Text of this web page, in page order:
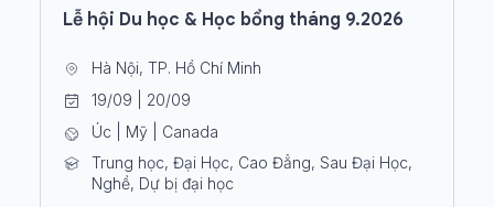
Lễ hội Du học & Học bổng tháng 9.2026
Hà Nội, TP. Hồ Chí Minh
19/09 | 20/09
Úc | Mỹ | Canada
Trung học, Đại Học, Cao Đẳng, Sau Đại Học,
Nghề, Dự bị đại học